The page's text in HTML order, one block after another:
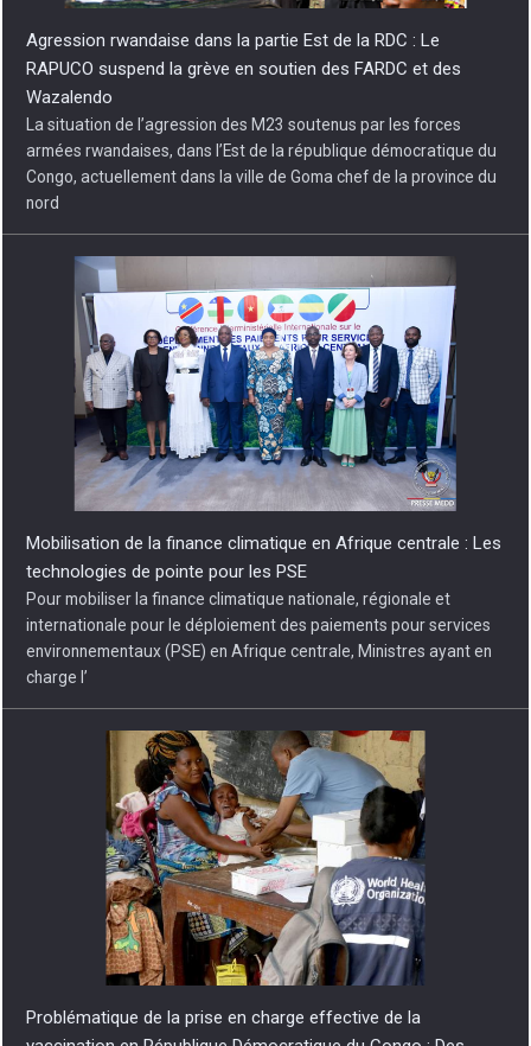
Agression rwandaise dans la partie Est de la RDC : Le
RAPUCO suspend la grève en soutien des FARDC et des
Wazalendo
La situation de l’agression des M23 soutenus par les forces
armées rwandaises, dans l’Est de la république démocratique du
Congo, actuellement dans la ville de Goma chef de la province du
nord
Mobilisation de la finance climatique en Afrique centrale : Les
technologies de pointe pour les PSE
Pour mobiliser la finance climatique nationale, régionale et
internationale pour le déploiement des paiements pour services
environnementaux (PSE) en Afrique centrale, Ministres ayant en
charge l’
Problématique de la prise en charge effective de la